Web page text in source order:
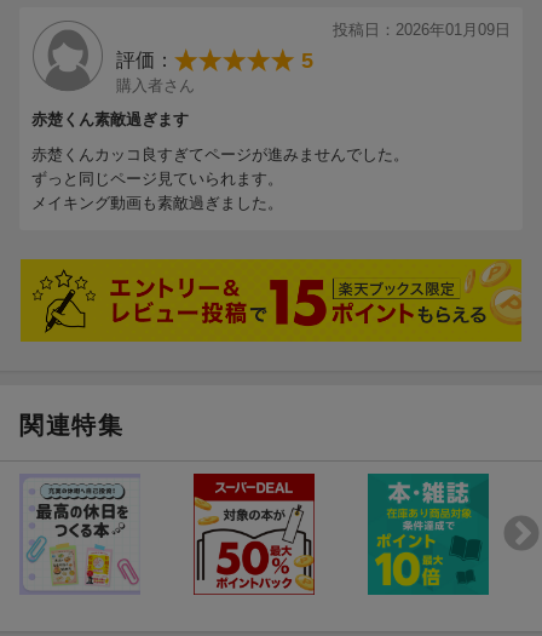
投稿日：2026年01月09日
評価： 5
購入者さん
赤楚くん素敵過ぎます
赤楚くんカッコ良すぎてページが進みませんでした。
ずっと同じページ見ていられます。
メイキング動画も素敵過ぎました。
関連特集